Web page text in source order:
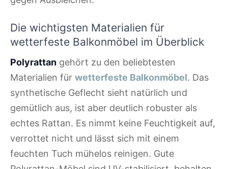
Die wichtigsten Materialien für
wetterfeste Balkonmöbel im Überblick
Polyrattan gehört zu den beliebtesten
Materialien für wetterfeste Balkonmöbel. Das
synthetische Geflecht sieht natürlich und
gemütlich aus, ist aber deutlich robuster als
echtes Rattan. Es nimmt keine Feuchtigkeit auf,
verrottet nicht und lässt sich mit einem
feuchten Tuch mühelos reinigen. Gute